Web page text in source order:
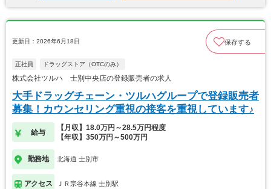
更新日：2026年6月18日 保存する
正社員 ドラッグストア（OTCのみ）
株式会社ツルハ 士別中央店の登録販売者の求人
大手ドラッグチェーン・ツルハグループで登録販売者
募集！カウンセリング重視の接客を重視しています♪
給与
【月収】18.0万円～28.5万円程度
【年収】350万円～500万円
勤務地 北海道 士別市
アクセス ＪＲ宗谷本線 士別駅